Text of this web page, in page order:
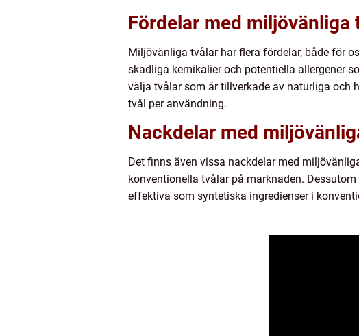
Fördelar med miljövänliga
Miljövänliga tvålar har flera fördelar, både för
skadliga kemikalier och potentiella allergener
välja tvålar som är tillverkade av naturliga och
tvål per användning.
Nackdelar med
Det finns även vissa nackdelar med
konventionella tvålar på marknaden.
effektiva som syntetiska ingredienser i